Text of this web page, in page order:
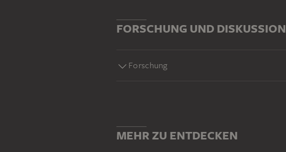
FORSCHUNG UND DISKUSSION
Forschung
MEHR ZU ENTDECKEN